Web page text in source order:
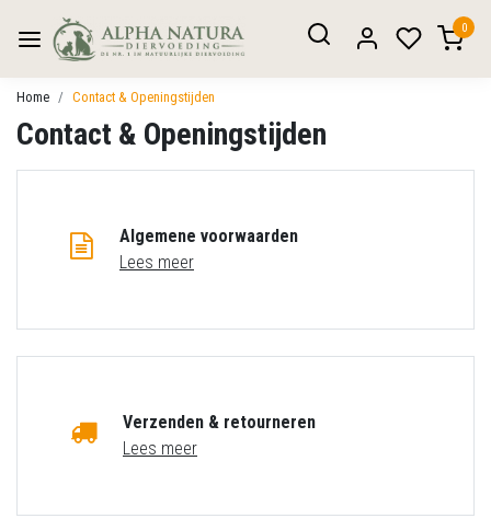
0
Home Contact & Openingstijden
Contact & Openingstijden
Algemene voorwaarden
Lees meer
Verzenden & retourneren
Lees meer